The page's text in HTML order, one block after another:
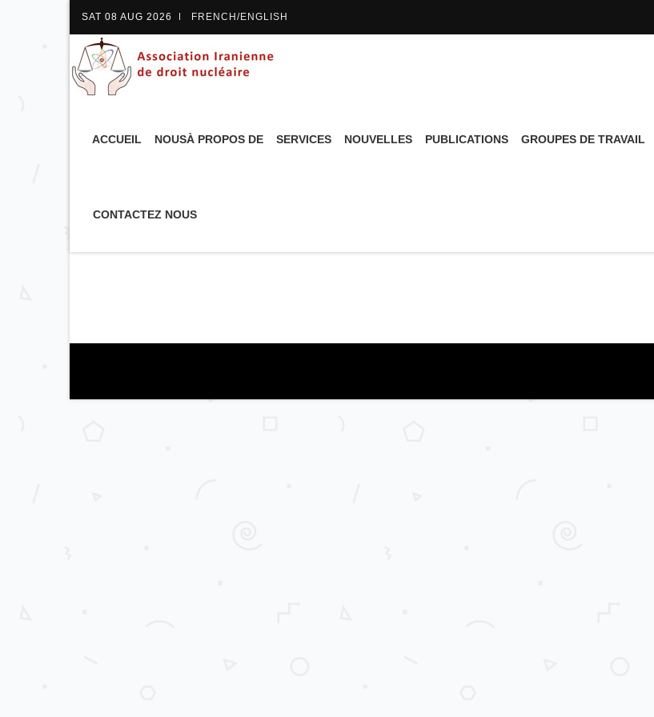
SAT 08 AUG 2026 FRENCH/ENGLISH
ACCUEIL NOUSÀ PROPOS DE SERVICES NOUVELLES PUBLICATIONS GROUPES DE TRAVAIL
CONTACTEZ NOUS
Inspecteurs